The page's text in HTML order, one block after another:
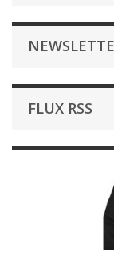
FLUX RSS